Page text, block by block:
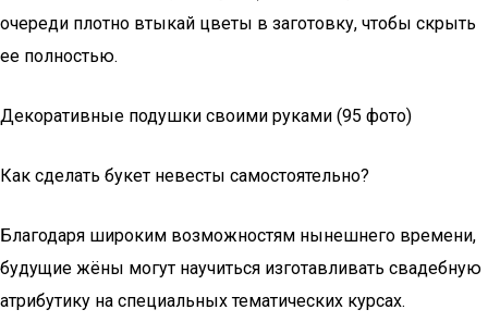
очереди плотно втыкай цветы в заготовку, чтобы скрыть
ее полностью.
Декоративные подушки своими руками (95 фото)
Как сделать букет невесты самостоятельно?
Благодаря широким возможностям нынешнего времени,
будущие жёны могут научиться изготавливать свадебную
атрибутику на специальных тематических курсах.